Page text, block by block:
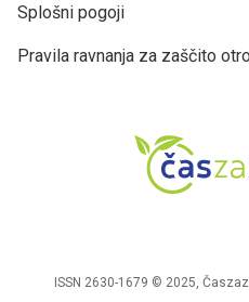
Splošni pogoji
Pravila ravnanja za zaščito
ISSN 2630-1679 © 2025,